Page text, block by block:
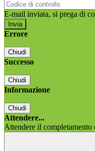
E-mail inviata, si prega di
Errore
Chiudi
Successo
Chiudi
Informazione
Chiudi
Attendere...
Attendere il completamento